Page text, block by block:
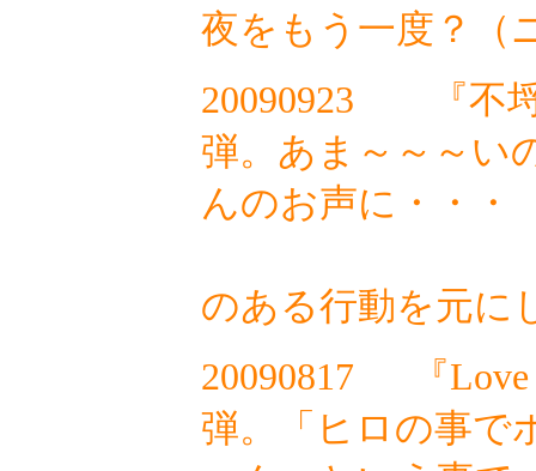
夜をもう一度？
20090923
『不
弾。あま～～～い
んのお声に・・・
のある行動を元に
20090817
『
弾。「ヒロの事で